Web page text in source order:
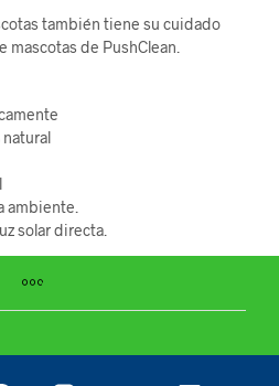
también tiene su cuidado
mascotas de PushClean.
natural
ambiente.
solar directa.